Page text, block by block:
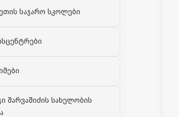
საჯარო სკოლები
შარვაშიძის სახელობის